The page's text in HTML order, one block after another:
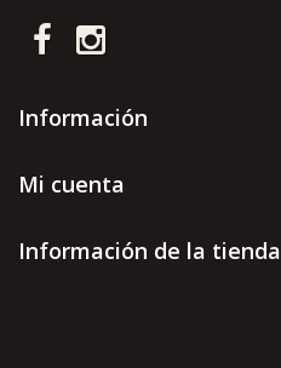
Información
Mi cuenta
Información de la tienda